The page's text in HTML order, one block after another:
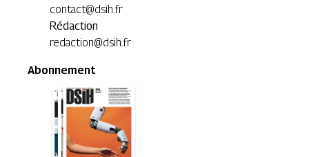
contact@dsih.fr
Rédaction
redaction@dsih.fr
Abonnement